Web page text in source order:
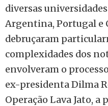
diversas
Argentina, Portugal e
debruçaram
complexidades dos
envolveram o
ex-presidenta Dilma
Operação Lava Jato, a